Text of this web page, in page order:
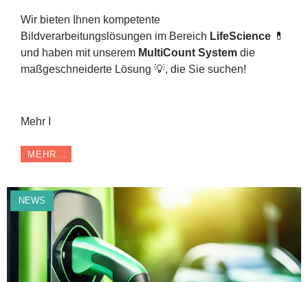
Wir bieten Ihnen kompetente
Bildverarbeitungslösungen im Bereich LifeScience 💊
und haben mit unserem MultiCount System die
maßgeschneiderte Lösung 💡, die Sie suchen!
Mehr I
MEHR...
NEWS